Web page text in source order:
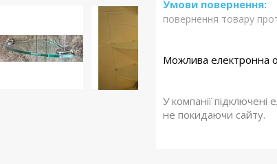
повернення товару
У компанії
не покидаючи сайту.